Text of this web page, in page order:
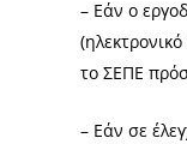
– Εάν ο
το ΣΕΠΕ
– Εάν σε